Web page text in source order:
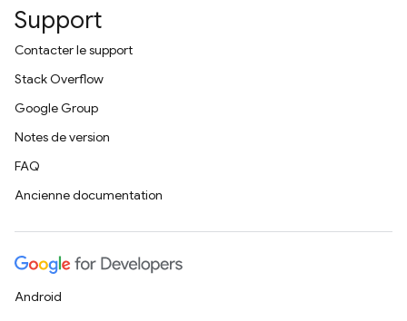
Support
Contacter le support
Stack Overflow
Google Group
Notes de version
FAQ
Ancienne documentation
Android